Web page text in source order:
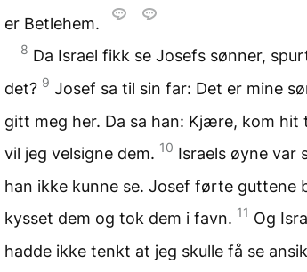
er Betlehem.
8 Da Israel fikk se Josefs sønner,
det? 9 Josef sa til sin far: Det er mine
gitt meg her. Da sa han: Kjære, kom hit
vil jeg velsigne dem. 10 Israels øyne var
han ikke kunne se. Josef førte guttene
kysset dem og tok dem i favn. 11 Og
hadde ikke tenkt at jeg skulle få se